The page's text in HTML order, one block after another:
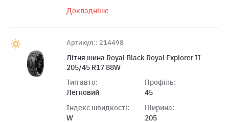
Докладніше
Артикул:: 214498
Лiтня шина Royal Black Royal Explorer II
205/45 R17 88W
Тип авто:
Легковий
Індекс швидкості:
W
Профіль:
45
Ширина:
205